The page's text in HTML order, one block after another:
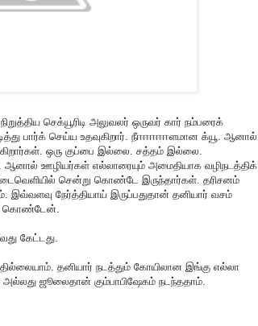
செக்யூரிடி அலுவலர் ஒருவர் கார் நம்பரைக்
பார்க் செய்ய உதவுகிறார். நீஈஈஈஈஈளமான க்யூ. ஆனால்
ஒரு குப்பை இல்லை. சத்தம் இல்லை.
ஆனால் ஊழியர்கள் எல்லாரையும் அமைதியாக வழிநடத்திக்
சென்று கொண்டே இருந்தார்கள். தரிசனம்
இவ்வளவு நேர்த்தியாய் இருப்பதுதான் தனியார் வசம்
கொண்டேன்.
கேட்டது.
தனியார் நடத்தும் கோயிலான இங்கு எல்லா
ஜூலைதான் கும்பாபிஷேகம் நடந்ததாம்.